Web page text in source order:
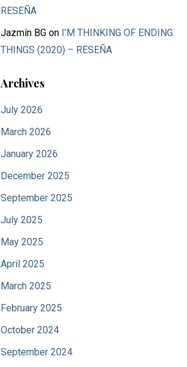
RESEÑA
Jazmín BGon I’M THINKING OF ENDING
THINGS (2020) – RESEÑA
Archives
July 2026
March 2026
January 2026
December 2025
September 2025
July 2025
May 2025
April 2025
March 2025
February 2025
October 2024
September 2024